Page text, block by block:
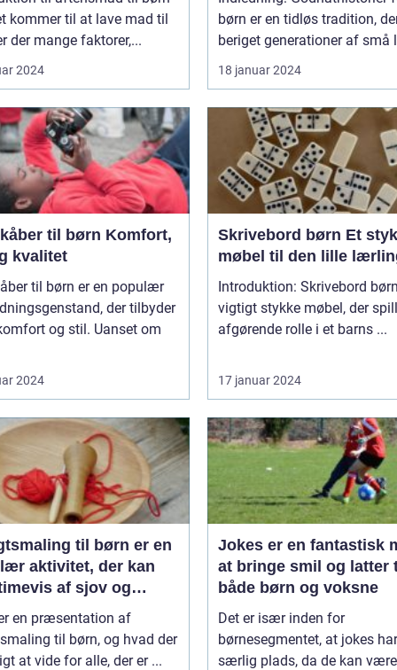
kommer til at lave mad til
der mange faktorer,...
2024
børn er en tidløs tradition,
beriget generationer af små
18 januar 2024
til børn Komfort,
kvalitet
til børn er en populær
der tilbyder
og stil. Uanset om
2024
Skrivebord børn Et stykke
møbel til den lille
Introduktion: Skrivebord
vigtigt stykke møbel, der
afgørende rolle i et barns ...
17 januar 2024
til børn er en
aktivitet, der kan
af sjov og
en præsentation af
til børn, og hvad der
at vide for alle, der er ...
Jokes er en fantastisk
at bringe smil og latter
både børn og voksne
Det er især inden for
børnesegmentet, at jokes
særlig plads, da de kan